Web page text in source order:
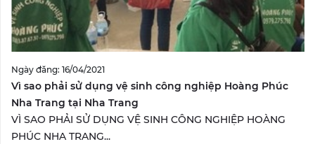
Ngày đăng: 16/04/2021
Vì sao phải sử dụng vệ sinh công nghiệp Hoàng Phúc
Nha Trang tại Nha Trang
VÌ SAO PHẢI SỬ DỤNG VỆ SINH CÔNG NGHIỆP HOÀNG
PHÚC NHA TRANG...